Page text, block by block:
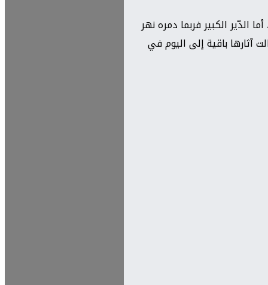
الدّير الكبير فربما دمره نهر
آثارها باقية إلى اليوم في